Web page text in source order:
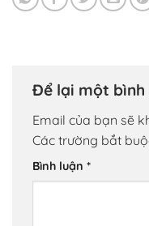
Để lại một bình
Email của bạn sẽ
Các trường bắt
Bình luận *